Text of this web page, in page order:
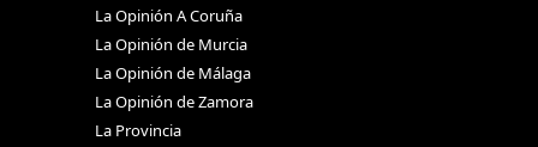
La Opinión A Coruña
La Opinión de Murcia
La Opinión de Málaga
La Opinión de Zamora
La Provincia